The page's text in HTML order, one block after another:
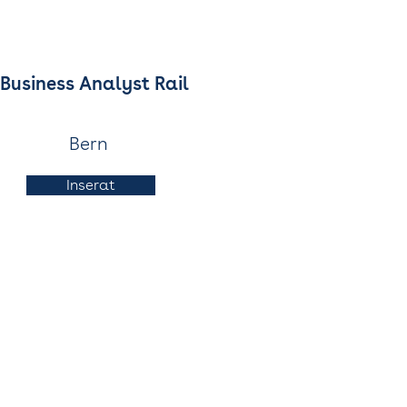
Business Analyst Rail
Bern
Inserat